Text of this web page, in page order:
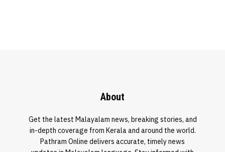
About
Get the latest Malayalam news, breaking stories, and
in-depth coverage from Kerala and around the world.
Pathram Online delivers accurate, timely news